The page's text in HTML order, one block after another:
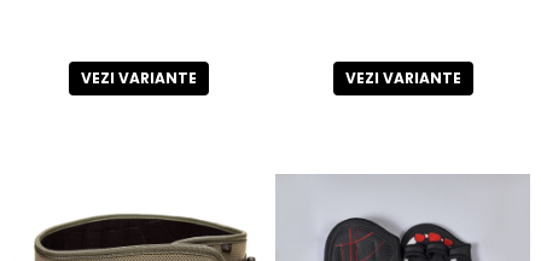
VEZI VARIANTE VEZI VARIANTE